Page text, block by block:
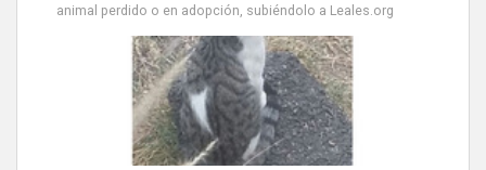
animal perdido o en adopción, subiéndolo a Leales.org